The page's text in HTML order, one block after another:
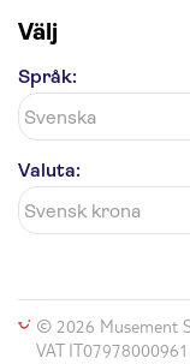
Välj
Språk:
Valuta:
© 2026 Musement
VAT